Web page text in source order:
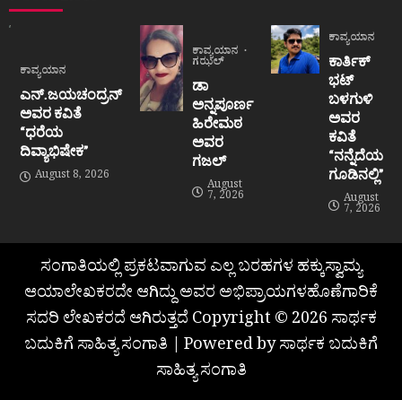
ಕಾವ್ಯಯಾನ
ಎನ್.ಜಯಚಂದ್ರನ್
ಅವರ ಕವಿತೆ
“ಧರೆಯ
ದಿವ್ಯಾಭಿಷೇಕ”
August 8, 2026
ಕಾವ್ಯಯಾನ
ಗಝಲ್
ಡಾ
ಅನ್ನಪೂರ್ಣ
ಹಿರೇಮಠ
ಅವರ
ಗಜಲ್
August
7, 2026
ಕಾವ್ಯಯಾನ
ಕಾರ್ತಿಕ್
ಭಟ್
ಬಳಗುಳಿ
ಅವರ
ಕವಿತೆ
“ನನ್ನೆದೆಯ
ಗೂಡಿನಲ್ಲಿ”
August
7, 2026
ಸಂಗಾತಿಯಲ್ಲಿ ಪ್ರಕಟವಾಗುವ ಎಲ್ಲ ಬರಹಗಳ ಹಕ್ಕುಸ್ವಾಮ್ಯ
ಆಯಾಲೇಖಕರದೇ ಆಗಿದ್ದು ಅವರ ಅಭಿಪ್ರಾಯಗಳಹೊಣೆಗಾರಿಕೆ
ಸದರಿ ಲೇಖಕರದೆ ಆಗಿರುತ್ತದೆ Copyright © 2026 ಸಾರ್ಥಕ
ಬದುಕಿಗೆ ಸಾಹಿತ್ಯ ಸಂಗಾತಿ | Powered by ಸಾರ್ಥಕ ಬದುಕಿಗೆ
ಸಾಹಿತ್ಯ ಸಂಗಾತಿ